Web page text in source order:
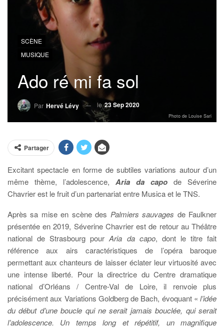
SCÈNE
MUSIQUE
Ado ré mi fa sol
Par Hervé Lévy le23 Sep 2020
Photo de Louise Sari
Partager
Excitant spectacle en forme de subtiles variations autour d’un
même thème, l’adolescence, Aria da capo de Séverine
Chavrier est le fruit d’un partenariat entre Musica et le TNS.
Après sa mise en scène des Palmiers sauvages de Faulkner
présentée en 2019, Séverine Chavrier est de retour au Théâtre
national de Strasbourg pourAria da capo, dont le titre fait
référence aux airs caractéristiques de l’opéra baroque
permettant aux chanteurs de laisser éclater leur virtuosité avec
une intense liberté. Pour la directrice du Centre dramatique
national d’Orléans / Centre-Val de Loire, il renvoie plus
précisément aux Variations Goldberg de Bach, évoquant « l’idée
du début d’une boucle qui ne serait jamais bouclée, qui serait
l’adolescence. Un temps long et répétitif, un magnifique